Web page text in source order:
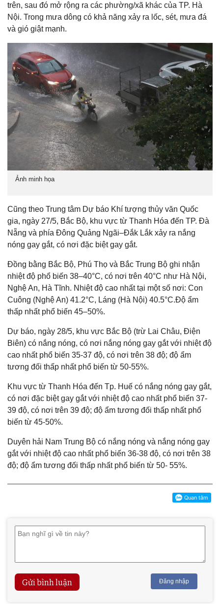
trên, sau đó mở rộng ra các phường/xã khác của TP. Hà
Nội. Trong mưa dông có khả năng xảy ra lốc, sét, mưa đá
và gió giật mạnh.
Ảnh minh họa
Cũng theo Trung tâm Dự báo Khí tượng thủy văn Quốc
gia, ngày 27/5, Bắc Bộ, khu vực từ Thanh Hóa đến TP. Đà
Nẵng và phía Đông Quảng Ngãi–Đắk Lắk xảy ra nắng
nóng gay gắt, có nơi đặc biệt gay gắt.
Đồng bằng Bắc Bộ, Phú Thọ và Bắc Trung Bộ ghi nhận
nhiệt độ phổ biến 38–40°C, có nơi trên 40°C như Hà Nội,
Nghệ An, Hà Tĩnh. Nhiệt độ cao nhất tại một số nơi: Con
Cuông (Nghệ An) 41.2°C, Láng (Hà Nội) 40.5°C.Độ ẩm
thấp nhất phổ biến 45–50%.
Dự báo, ngày 28/5, khu vực Bắc Bộ (trừ Lai Châu, Điện
Biên) có nắng nóng, có nơi nắng nóng gay gắt với nhiệt độ
cao nhất phổ biến 35-37 độ, có nơi trên 38 độ; độ ẩm
tương đối thấp nhất phổ biến từ 50-55%.
Khu vực từ Thanh Hóa đến Tp. Huế có nắng nóng gay gắt,
có nơi đặc biệt gay gắt với nhiệt độ cao nhất phổ biến 37-
39 độ, có nơi trên 39 độ; độ ẩm tương đối thấp nhất phổ
biến từ 45-50%.
Duyên hải Nam Trung Bộ có nắng nóng và nắng nóng gay
gắt với nhiệt độ cao nhất phổ biến 36-38 độ, có nơi trên 38
độ; độ ẩm tương đối thấp nhất phổ biến từ 50- 55%.
Gửi bình luận Đăng nhập